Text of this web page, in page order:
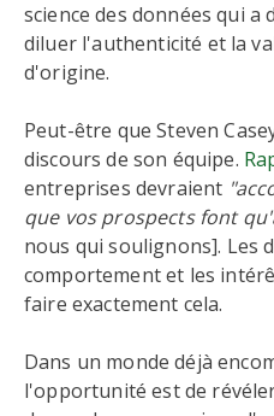
science des données qui a
diluer l'authenticité et la
d'origine.
Peut-être que Steven
discours de son équipe.
entreprises devraient
que vos prospectsfont
nous qui soulignons]. Les
comportement et les
faire exactement cela.
Dans un monde déjà
l'opportunité est de